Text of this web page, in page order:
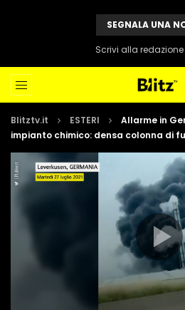
SEGNALA UNA
Scrivi alla redazione
Blitztv.it ESTERI
Allarme in
impianto chimico: densa colonna di